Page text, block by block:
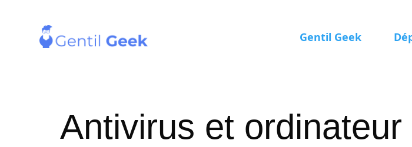
Gentil Geek
Antivirus et